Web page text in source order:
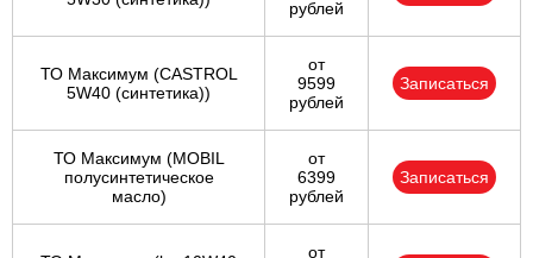
рублей
ТО Максимум (CASTROL
5W40 (синтетика))
от
9599
рублей
Записаться
ТО Максимум (MOBIL
полуcинтетическое
масло)
от
6399
рублей
Записаться
от